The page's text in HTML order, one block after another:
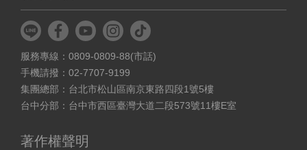
服務專線：0809-0809-88(市話)
手機請撥：02-7707-9199
集團總部：台北市松山區南京東路四段1號5樓
台中分部：台中市西區臺灣大道二段573號11樓E室
著作權聲明